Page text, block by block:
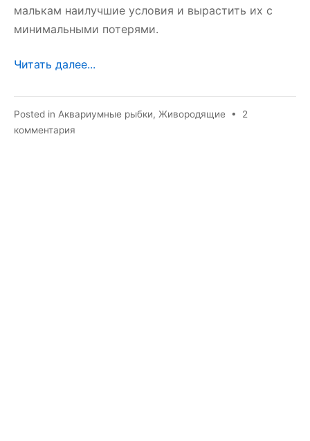
малькам наилучшие условия и вырастить их с
минимальными потерями.
Читать далее...
Posted in Аквариумные рыбки, Живородящие • 2
комментария